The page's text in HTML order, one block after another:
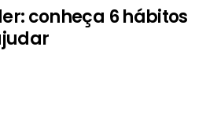
conheça 6 hábitos